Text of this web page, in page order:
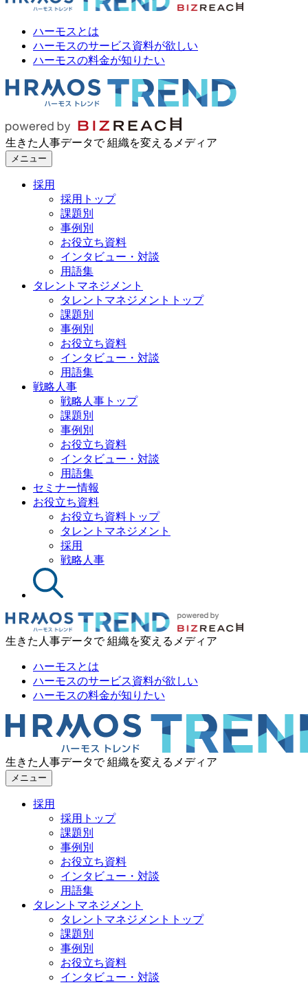
ハーモスとは
ハーモスのサービス資料が欲しい
ハーモスの料金が知りたい
生きた人事データで 組織を変えるメディア
メニュー
採用
採用トップ
課題別
事例別
お役立ち資料
インタビュー・対談
用語集
タレントマネジメント
タレントマネジメントトップ
課題別
事例別
お役立ち資料
インタビュー・対談
用語集
戦略人事
戦略人事トップ
課題別
事例別
お役立ち資料
インタビュー・対談
用語集
セミナー情報
お役立ち資料
お役立ち資料トップ
タレントマネジメント
採用
戦略人事
生きた人事データで 組織を変えるメディア
ハーモスとは
ハーモスのサービス資料が欲しい
ハーモスの料金が知りたい
生きた人事データで 組織を変えるメディア
メニュー
採用
採用トップ
課題別
事例別
お役立ち資料
インタビュー・対談
用語集
タレントマネジメント
タレントマネジメントトップ
課題別
事例別
お役立ち資料
インタビュー・対談